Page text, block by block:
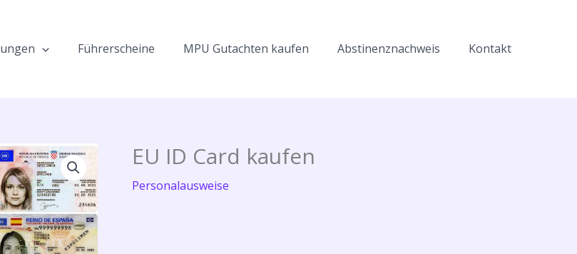
Führerscheine MPU Gutachten kaufen Abstinenznachweis Kontakt
EU ID Card kaufen
Personalausweise